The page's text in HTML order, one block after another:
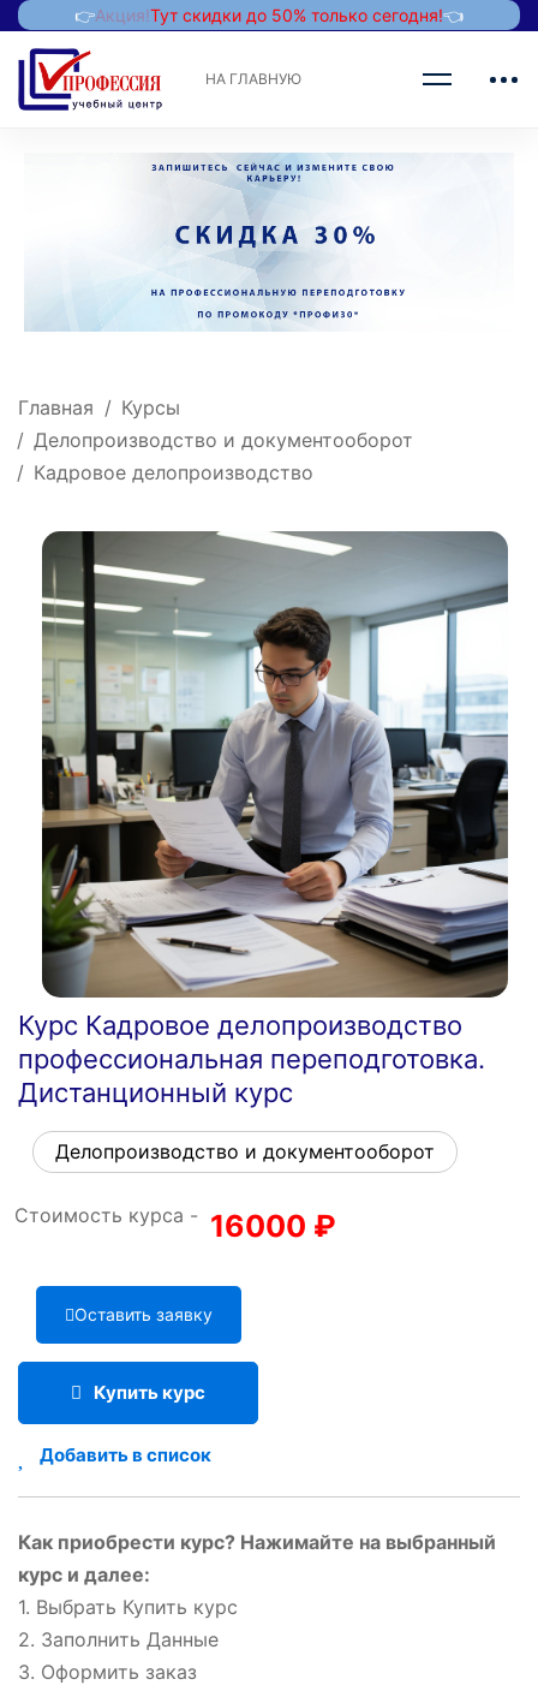
👉Акция!Тут скидки до 50% только сегодня!👈
НА ГЛАВНУЮ
Главная
Курсы
Делопроизводство и документооборот
Кадровое делопроизводство
Курс Кадровое делопроизводство
профессиональная переподготовка.
Дистанционный курс
Делопроизводство и документооборот
Стоимость курса - 16000 ₽
Оставить заявку
Купить курс
Добавить в список
Как приобрести курс? Нажимайте на выбранный
курс и далее:
1. Выбрать Купить курс
2. Заполнить Данные
3. Оформить заказ